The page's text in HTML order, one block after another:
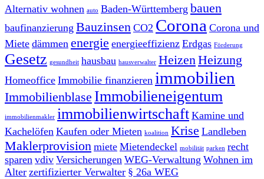
Alternativ wohnen auto Baden-Württemberg bauen
baufinanzierung Bauzinsen CO2 Corona Corona und
Miete dämmen energie energieeffizienz Erdgas Förderung
Gesetz gesundheit hausbau hausverwalter HeizenHeizung
Homeoffice Immobilie finanzieren immobilien
Immobilienblase Immobilieneigentum
immobilienmakler immobilienwirtschaft Kamine und
Kachelöfen Kaufen oder Mieten koalition Krise Landleben
Maklerprovision miete Mietendeckel mobilität parken recht
sparen vdiv Versicherungen WEG-Verwaltung Wohnen im
Alter zertifizierter Verwalter § 26a WEG